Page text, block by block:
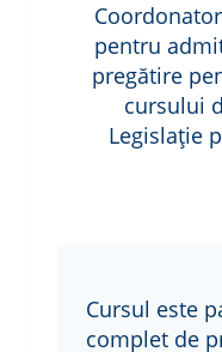
pentru
pregătire
cursului
Legislație
Cursul este
complet de